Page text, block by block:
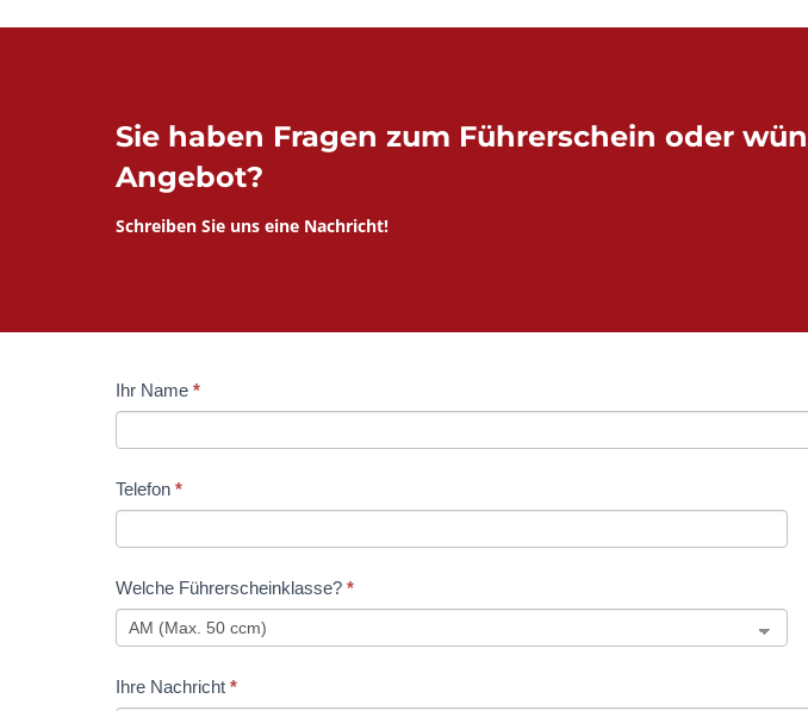
Sie haben Fragen zum Führerschein oder
Angebot?
Schreiben Sie uns eine Nachricht!
Kontaktformular
Ihr Name *
Telefon *
Welche Führerscheinklasse? *
Ihre Nachricht *
Falls
bist,
Feld
leer.